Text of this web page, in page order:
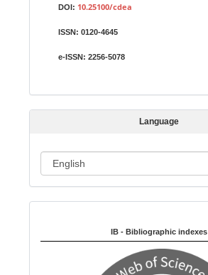
s
i
DOI: 10.25100/cdea
ISSN:0120-4645
e-ISSN: 2256-5078
Language
a
u
a
g
IB - Bibliographic indexes